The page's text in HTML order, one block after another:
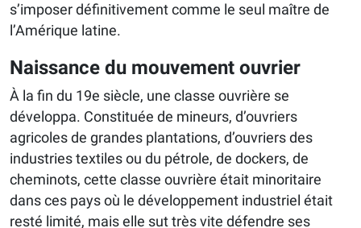
s’imposer définitivement comme le seul maître de
l’Amérique latine.
Naissance du mouvement ouvrier
À la fin du 19e siècle, une classe ouvrière se
développa. Constituée de mineurs, d’ouvriers
agricoles de grandes plantations, d’ouvriers des
industries textiles ou du pétrole, de dockers, de
cheminots, cette classe ouvrière était minoritaire
dans ces pays où le développement industriel était
resté limité, mais elle sut très vite défendre ses